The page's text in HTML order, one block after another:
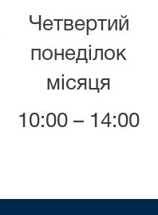
Четвертий
понеділок
місяця
10:00 – 14:00